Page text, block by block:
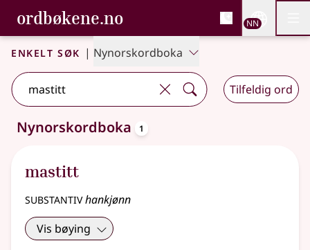
Gå til hovudinnhald
Tilgjenge
ordbøkene.no, Bokmålsordboka og
Bokmålsordboka og Nynorskordboka
NN
Enkelt søk | Nynorskordboka
Tilfeldig ord
Eitt treff.Ytterlegare søkjeforslag tilgjengelege
Nynorskordboka 1
mastitt
substantivhankjønn
Vis bøying